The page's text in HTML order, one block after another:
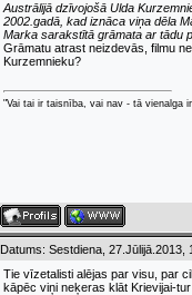
Austrālijā dzīvojošā Ulda
2002.gadā, kad iznāca viņa dēla
Marka sarakstītā grāmata ar tādu
Grāmatu atrast neizdevās, filmu
Kurzemnieku?
"Vai tai ir taisnība, vai nav - tā vienalga
Datums: Sestdiena,
Tie vīzetalisti alējas par visu, par
kāpēc viņi neķeras klāt Krievijai-